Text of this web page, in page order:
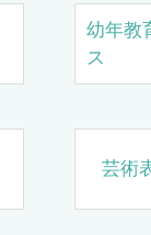
幼年教
ス
芸術